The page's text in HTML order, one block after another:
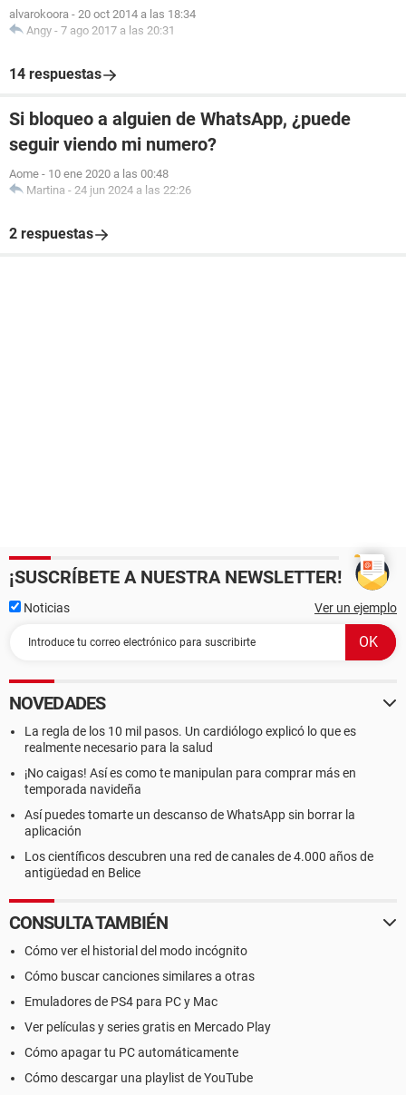
alvarokoora - 20 oct 2014 a las 18:34
Angy - 7 ago 2017 a las 20:31
14 respuestas
Si bloqueo a alguien de WhatsApp, ¿puede
seguir viendo mi numero?
Aome - 10 ene 2020 a las 00:48
Martina - 24 jun 2024 a las 22:26
2 respuestas
¡SUSCRÍBETE A NUESTRA NEWSLETTER!
Noticias Ver un ejemplo
NOVEDADES
La regla de los 10 mil pasos. Un cardiólogo explicó lo que es
realmente necesario para la salud
¡No caigas! Así es como te manipulan para comprar más en
temporada navideña
Así puedes tomarte un descanso de WhatsApp sin borrar la
aplicación
Los científicos descubren una red de canales de 4.000 años de
antigüedad en Belice
CONSULTA TAMBIÉN
Cómo ver el historial del modo incógnito
Cómo buscar canciones similares a otras
Emuladores de PS4 para PC y Mac
Ver películas y series gratis en Mercado Play
Cómo apagar tu PC automáticamente
Cómo descargar una playlist de YouTube